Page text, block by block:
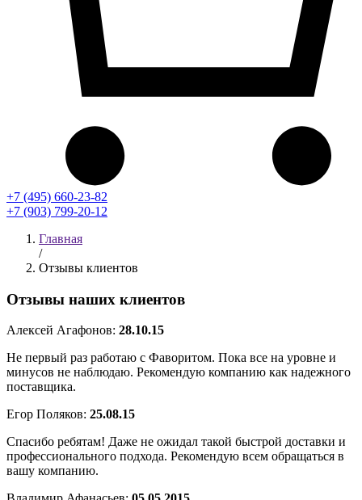
+7 (495) 660-23-82
+7 (903) 799-20-12
Главная
/
Отзывы клиентов
Отзывы наших клиентов
Алексей Агафонов: 28.10.15
Не первый раз работаю с Фаворитом. Пока все на уровне и
минусов не наблюдаю. Рекомендую компанию как надежного
поставщика.
Егор Поляков: 25.08.15
Спасибо ребятам! Даже не ожидал такой быстрой доставки и
профессионального подхода. Рекомендую всем обращаться в
вашу компанию.